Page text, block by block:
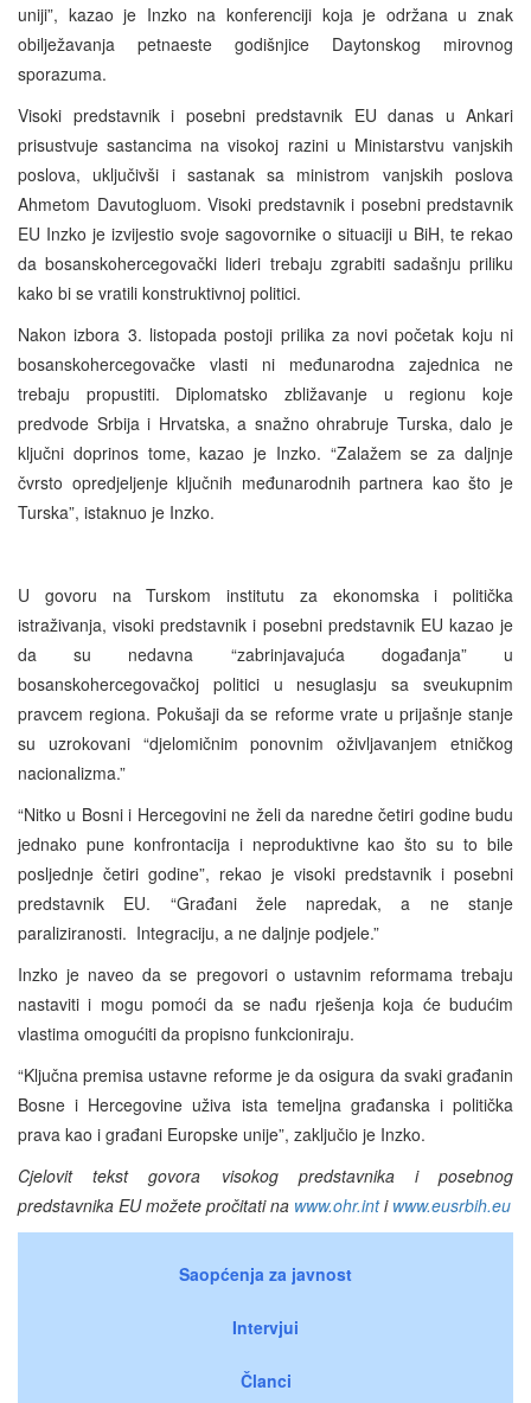
uniji”, kazao je Inzko na konferenciji koja je održana u znak
obilježavanja petnaeste godišnjice Daytonskog mirovnog
sporazuma.
Visoki predstavnik i posebni predstavnik EU danas u Ankari
prisustvuje sastancima na visokoj razini u Ministarstvu vanjskih
poslova, uključivši i sastanak sa ministrom vanjskih poslova
Ahmetom Davutogluom. Visoki predstavnik i posebni predstavnik
EU Inzko je izvijestio svoje sagovornike o situaciji u BiH, te rekao
da bosanskohercegovački lideri trebaju zgrabiti sadašnju priliku
kako bi se vratili konstruktivnoj politici.
Nakon izbora 3. listopada postoji prilika za novi početak koju ni
bosanskohercegovačke vlasti ni međunarodna zajednica ne
trebaju propustiti. Diplomatsko zbližavanje u regionu koje
predvode Srbija i Hrvatska, a snažno ohrabruje Turska, dalo je
ključni doprinos tome, kazao je Inzko. “Zalažem se za daljnje
čvrsto opredjeljenje ključnih međunarodnih partnera kao što je
Turska”, istaknuo je Inzko.
U govoru na Turskom institutu za ekonomska i politička
istraživanja, visoki predstavnik i posebni predstavnik EU kazao je
da su nedavna “zabrinjavajuća događanja” u
bosanskohercegovačkoj politici u nesuglasju sa sveukupnim
pravcem regiona. Pokušaji da se reforme vrate u prijašnje stanje
su uzrokovani “djelomičnim ponovnim oživljavanjem etničkog
nacionalizma.”
“Nitko u Bosni i Hercegovini ne želi da naredne četiri godine budu
jednako pune konfrontacija i neproduktivne kao što su to bile
posljednje četiri godine”, rekao je visoki predstavnik i posebni
predstavnik EU. “Građani žele napredak, a ne stanje
paraliziranosti. Integraciju, a ne daljnje podjele.”
Inzko je naveo da se pregovori o ustavnim reformama trebaju
nastaviti i mogu pomoći da se nađu rješenja koja će budućim
vlastima omogućiti da propisno funkcioniraju.
“Ključna premisa ustavne reforme je da osigura da svaki građanin
Bosne i Hercegovine uživa ista temeljna građanska i politička
prava kao i građani Europske unije”, zaključio je Inzko.
Cjelovit tekst govora visokog predstavnika i posebnog
predstavnika EU možete pročitati na www.ohr.inti www.eusrbih.eu
Saopćenja za javnost
Intervjui
Članci